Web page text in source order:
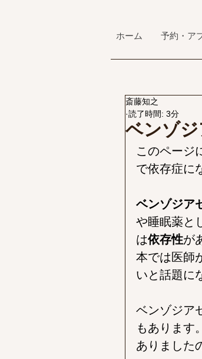
ホーム 予約・ア
ベンゾ
斎藤知之
読了時間: 3分
このページ
で依存症に
ベンゾジア
や睡眠薬と
は依存性が
本では医師
いと話題に
ベンゾジア
もあります
ありました